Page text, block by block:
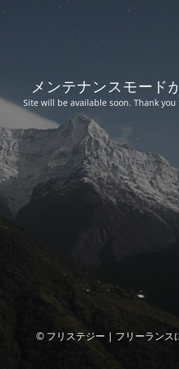
メンテナンスモード
Site will be available soon. Thank
© フリステジー | フリーランス